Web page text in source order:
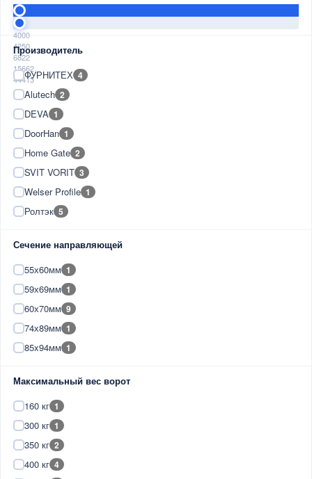
4000
4250
6822
15662
44413
Производитель
ФУРНИТЕХ 4
Alutech 2
DEVA 1
DoorHan 1
Home Gate 2
SVIT VORIT 3
Welser Profile 1
Ролтэк 5
Сечение направляющей
55х60мм 1
59х69мм 1
60х70мм 9
74х89мм 1
85x94мм 1
Максимальный вес ворот
160 кг 1
300 кг 1
350 кг 2
400 кг 4